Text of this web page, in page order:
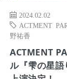
2024.02.02
ACTMENT
野祐香
ACTMENT
ル『雫の星